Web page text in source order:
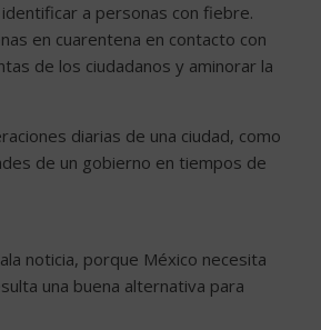
a personas con fiebre.
en cuarentena en contacto con
de los ciudadanos y aminorar la
diarias de una ciudad, como
de un gobierno en tiempos de
noticia, porque México necesita
una buena alternativa para